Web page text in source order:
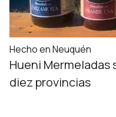
Hecho en Neuquén
Hueni Mermeladas
diez provincias